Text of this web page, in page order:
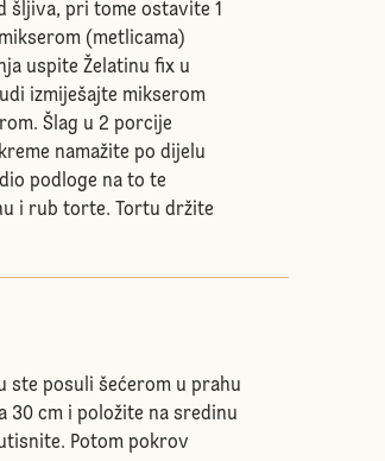
šljiva, pri tome ostavite 1
(metlicama)
uspite Želatinu fix u
izmiješajte mikserom
Šlag u 2 porcije
namažite po dijelu
podloge na to te
i rub torte. Tortu držite
ste posuli šećerom u prahu
30 cm i položite na sredinu
Potom pokrov